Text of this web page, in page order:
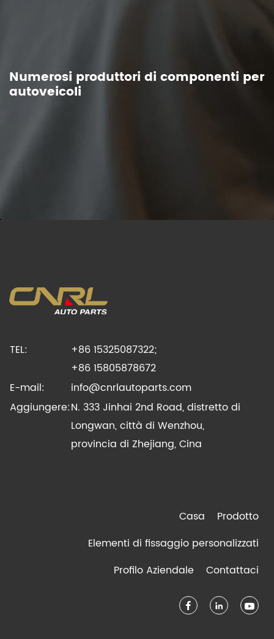
Numerosi produttori di componenti per
autoveicoli
TEL:
+86 15325087322;
+86 15805878672
E-mail:
info@cnrlautoparts.com
Aggiungere:N. 333 Jinhai 2nd Road, distretto di
Longwan, città di Wenzhou,
provincia di Zhejiang, Cina
Casa
Prodotto
Elementi di fissaggio personalizzati
Profilo Aziendale
Contattaci